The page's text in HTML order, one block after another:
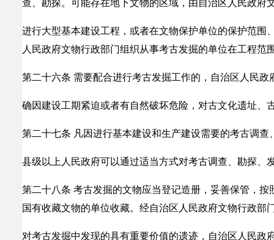
查、勘探。可能存在地下文物的区域，由自治区人民政府
进行大型基本建设工程，或者在文物保护单位的保护范
人民政府文物行政部门组织从事考古发掘的单位在工程
第二十六条 需要配合进行考古发掘工作的，自治区人民
确因建设工期紧迫或者有自然破坏危险，对古文化遗址
第二十七条 凡因进行基本建设和生产建设需要的考古调
县级以上人民政府可以通过适当方式对考古调查、勘探、
第二十八条 考古发掘的文物应当登记造册，妥善保管，
国有收藏文物的单位收藏。经自治区人民政府文物行政
对考古发掘中发现的具有重要价值的遗迹，自治区人民